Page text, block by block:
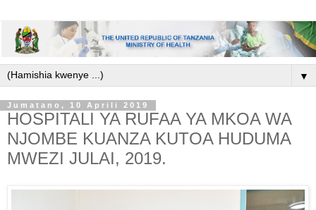
▼
Jumatano, 10 Aprili 2019
HOSPITALI YA RUFAA YA MKOA WA
NJOMBE KUANZA KUTOA HUDUMA
MWEZI JULAI, 2019.